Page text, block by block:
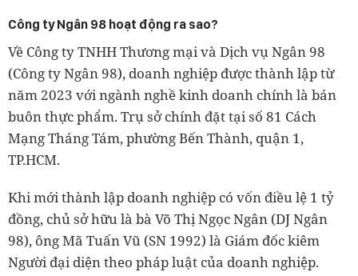
Công ty Ngân 98 hoạt động ra sao?
Về Công ty TNHH Thương mại và Dịch vụ Ngân 98
(Công ty Ngân 98), doanh nghiệp được thành lập từ
năm 2023 với ngành nghề kinh doanh chính là bán
buôn thực phẩm. Trụ sở chính đặt tại số 81 Cách
Mạng Tháng Tám, phường Bến Thành, quận 1,
TP.HCM.
Khi mới thành lập doanh nghiệp có vốn điều lệ 1 tỷ
đồng, chủ sở hữu là bà Võ Thị Ngọc Ngân (DJ Ngân
98), ông Mã Tuấn Vũ (SN 1992) là Giám đốc kiêm
Người đại diện theo pháp luật của doanh nghiệp.